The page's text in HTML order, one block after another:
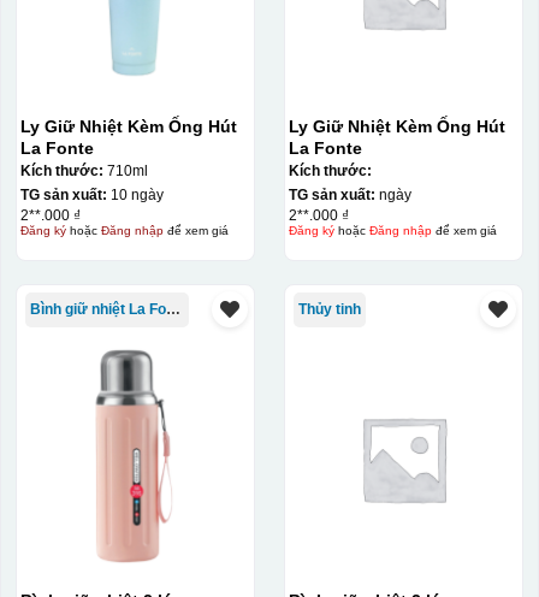
Ly Giữ Nhiệt Kèm Ống Hút
La Fonte
Kích thước: 710ml
TG sản xuất: 10 ngày
2**.000 ₫
Đăng kýhoặc Đăng nhậpđể xem giá
Ly Giữ Nhiệt Kèm Ống Hút
La Fonte
Kích thước:
TG sản xuất: ngày
2**.000 ₫
Đăng kýhoặc Đăng nhậpđể xem giá
Bình giữ nhiệt La Fonte Thủy tinh